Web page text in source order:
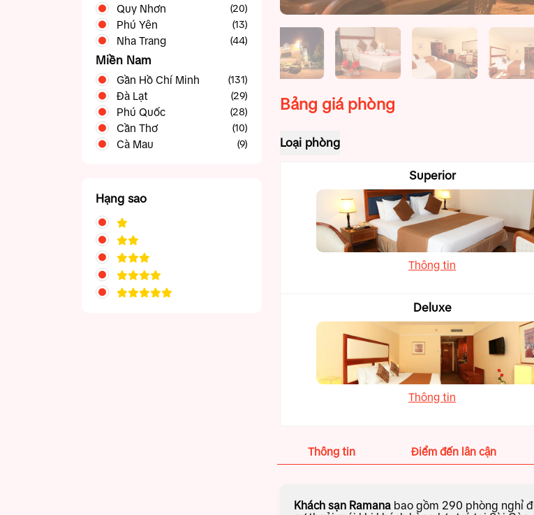
Quy Nhơn (20)
Phú Yên (13)
Nha Trang (44)
Miền Nam
Gần Hồ Chí Minh (131)
Phan Thiết Mũi Né (42)
Tây Ninh (5)
Vũng Tàu (39)
Đà Lạt (29)
Phú Quốc (28)
Cần Thơ (10)
Cà Mau (9)
Hạng sao
Bảng giá phòng
Loại phòng
Superior
Thông tin
Deluxe
Thông tin
Thông tin Điểm đến lân cận
Khách sạn Ramanabao gồm 290 phòng nghỉ